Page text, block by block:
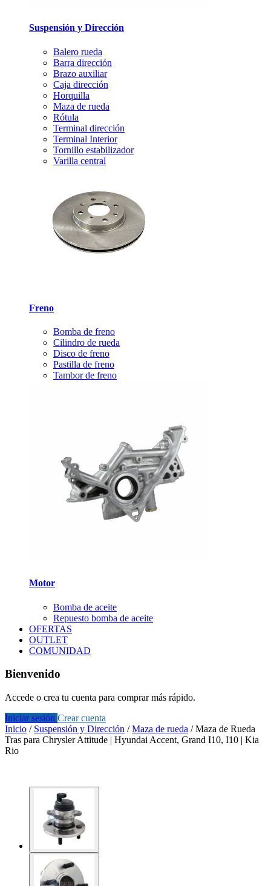
Suspensión y Dirección
Balero rueda
Barra dirección
Brazo auxiliar
Caja dirección
Horquilla
Maza de rueda
Rótula
Terminal dirección
Terminal Interior
Tornillo estabilizador
Varilla central
Freno
Bomba de freno
Cilindro de rueda
Disco de freno
Pastilla de freno
Tambor de freno
Motor
Bomba de aceite
Repuesto bomba de aceite
OFERTAS
OUTLET
COMUNIDAD
Bienvenido
Accede o crea tu cuenta para comprar más rápido.
Iniciar sesión Crear cuenta
Inicio / Suspensión y Dirección /Maza de rueda /Maza de Rueda
Tras para Chrysler Attitude | Hyundai Accent, Grand I10, I10 | Kia
Rio